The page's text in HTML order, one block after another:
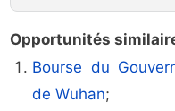
Opportunités
Bourse du
de Wuhan;